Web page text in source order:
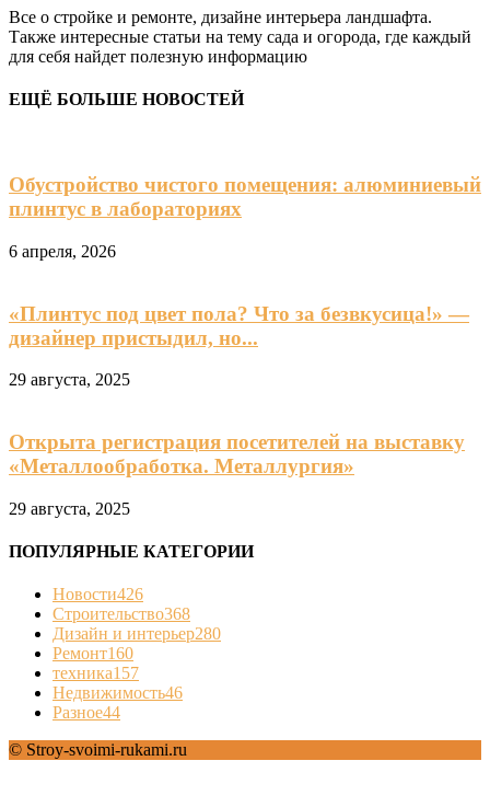
Все о стройке и ремонте, дизайне интерьера ландшафта.
Также интересные статьи на тему сада и огорода, где каждый
для себя найдет полезную информацию
ЕЩЁ БОЛЬШЕ НОВОСТЕЙ
Обустройство чистого помещения: алюминиевый
плинтус в лабораториях
6 апреля, 2026
«Плинтус под цвет пола? Что за безвкусица!» —
дизайнер пристыдил, но...
29 августа, 2025
Открыта регистрация посетителей на выставку
«Металлообработка. Металлургия»
29 августа, 2025
ПОПУЛЯРНЫЕ КАТЕГОРИИ
Новости426
Строительство368
Дизайн и интерьер280
Ремонт160
техника157
Недвижимость46
Разное44
© Stroy-svoimi-rukami.ru